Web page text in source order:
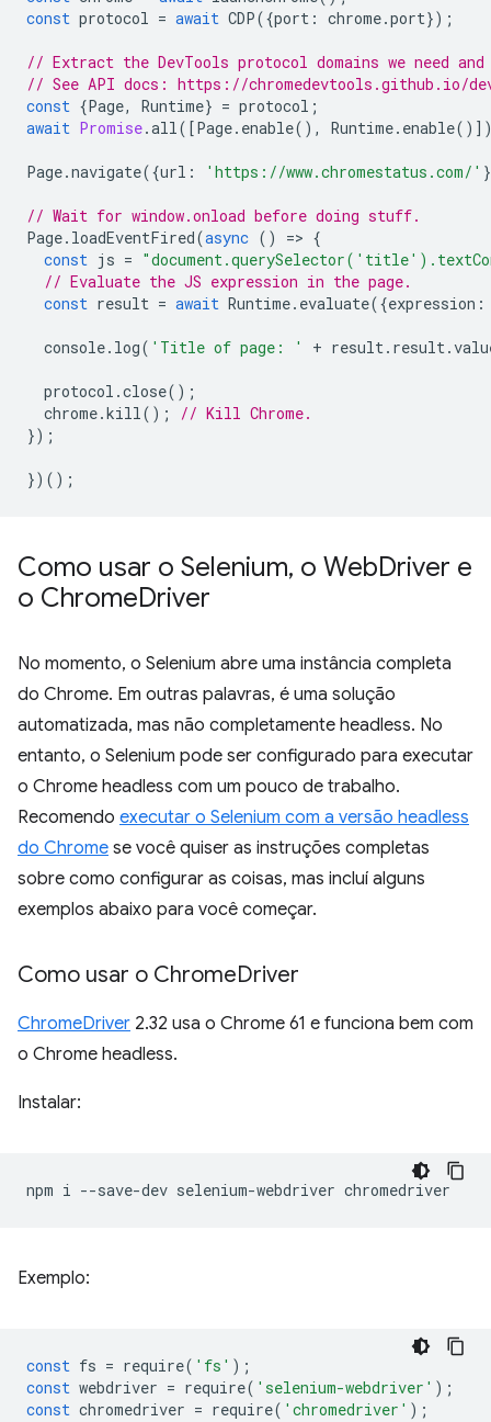
const protocol = await CDP({port : chrome.port});
// Extract the DevTools protocol domains we need and
// See API docs: https://chromedevtools.github.io/
const {Page, Runtime} = protocol ;
await Promise.all([Page. enable(), Runtime. enable
Page.navigate({url : 'https://www.chromestatus.com/'
// Wait for window.onload before doing stuff.
Page. loadEventFired(async () => {
const js =
// Evaluate the JS expression in the page.
const result = await Runtime. evaluate({expression :
console. log( 'Title of page: ' + result. result.
protocol .close();
chrome.kill();
// Kill Chrome.
});
})();
Como usar o Selenium, o WebDriver e
o ChromeDriver
No momento, o Selenium abre uma instância completa
do Chrome. Em outras palavras, é uma solução
automatizada, mas não completamente headless. No
entanto, o Selenium pode ser configurado para executar
o Chrome headless com um pouco de trabalho.
Recomendo executar o Selenium com a versão headless
do Chrome se você quiser as instruções completas
sobre como configurar as coisas, mas incluí alguns
exemplos abaixo para você começar.
Como usar o ChromeDriver
ChromeDriver 2.32 usa o Chrome 61 e funciona bem com
o Chrome headless.
Instalar:
npm i --save-dev selenium-webdriver
Exemplo:
const fs = require( 'fs' );
const webdriver = require( 'selenium-webdriver' );
const chromedriver = require( 'chromedriver' );